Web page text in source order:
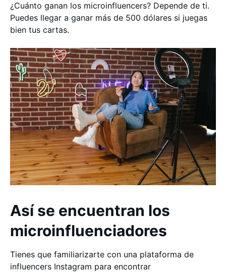
¿Cuánto ganan los microinfluencers? Depende de ti.
Puedes llegar a ganar más de 500 dólares si juegas
bien tus cartas.
Así se encuentran los
microinfluenciadores
Tienes que familiarizarte con una plataforma de
influencers Instagram para encontrar